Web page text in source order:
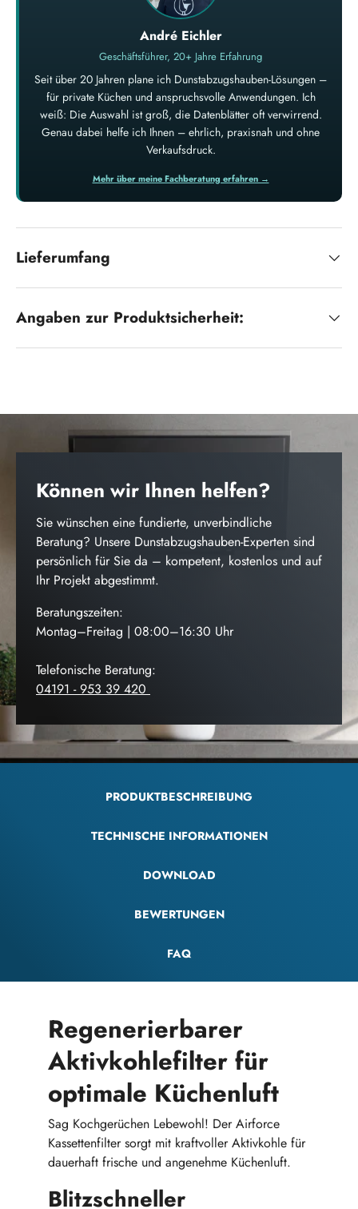
André Eichler
Geschäftsführer, 20+ Jahre Erfahrung
Seit über 20 Jahren plane ich Dunstabzugshauben-Lösungen –
für private Küchen und anspruchsvolle Anwendungen. Ich
weiß: Die Auswahl ist groß, die Datenblätter oft verwirrend.
Genau dabei helfe ich Ihnen – ehrlich, praxisnah und ohne
Verkaufsdruck.
Mehr über meine Fachberatung erfahren →
Lieferumfang
Angaben zur Produktsicherheit:
Können wir Ihnen helfen?
Sie wünschen eine fundierte, unverbindliche
Beratung? Unsere Dunstabzugshauben-Experten sind
persönlich für Sie da – kompetent, kostenlos und auf
Ihr Projekt abgestimmt.
Beratungszeiten:
Montag–Freitag | 08:00–16:30 Uhr
Telefonische Beratung:
04191 - 953 39 420
PRODUKTBESCHREIBUNG
TECHNISCHE INFORMATIONEN
DOWNLOAD
BEWERTUNGEN
FAQ
Regenerierbarer
Aktivkohlefilter für
optimale Küchenluft
Sag Kochgerüchen Lebewohl! Der Airforce
Kassettenfilter sorgt mit kraftvoller Aktivkohle für
dauerhaft frische und angenehme Küchenluft.
Blitzschneller